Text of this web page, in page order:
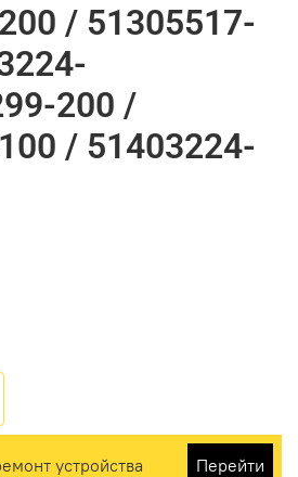
/ 51305517-
200 /
/ 51403224-
устройства Перейти